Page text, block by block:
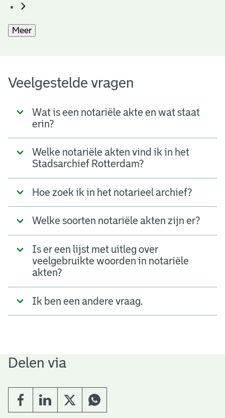
Meer
Veelgestelde vragen
Wat is een notariële akte en wat staat
erin?
Welke notariële akten vind ik in het
Stadsarchief Rotterdam?
Hoe zoek ik in het notarieel archief?
Welke soorten notariële akten zijn er?
Is er een lijst met uitleg over
veelgebruikte woorden in notariële
akten?
Ik ben een andere vraag.
Delen via